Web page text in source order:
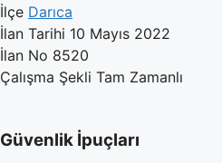
İlçe Darıca
İlan Tarihi 10 Mayıs 2022
İlan No 8520
Çalışma Şekli Tam Zamanlı
Güvenlik İpuçları